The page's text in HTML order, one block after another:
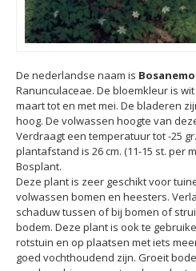
De nederlandse naam is
Ranunculaceae. De bloemkleur is
maart tot en met mei. De bladeren
hoog. De volwassen hoogte van
Verdraagt een temperatuur tot -25
plantafstand is 26 cm. (11-15 st. per
Bosplant.
Deze plant is zeer geschikt voor
volwassen bomen en heesters.
schaduw tussen of bij bomen of
bodem. Deze plant is ook te
rotstuin en op plaatsen met iets
goed vochthoudend zijn. Groeit